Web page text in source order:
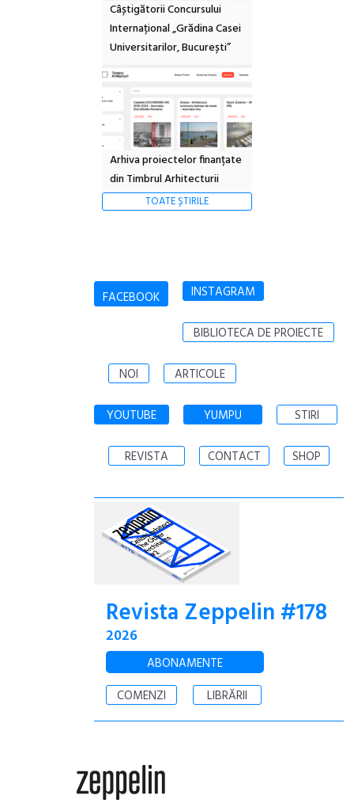
Câștigătorii Concursului
Internațional „Grădina Casei
Universitarilor, București”
Arhiva proiectelor finanțate
din Timbrul Arhitecturii
TOATE ȘTIRILE
FACEBOOK INSTAGRAM
BIBLIOTECA DE PROIECTE
NOI ARTICOLE
YOUTUBE YUMPU STIRI
REVISTA CONTACT SHOP
Revista Zeppelin #178
2026
ABONAMENTE
COMENZI
LIBRĂRII